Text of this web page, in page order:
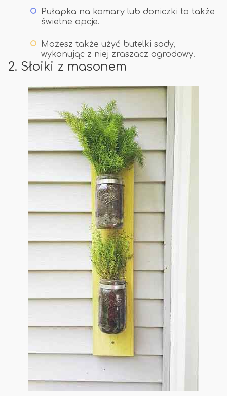
Pułapka na komary lub doniczki to także
świetne opcje.
Możesz także użyć butelki sody,
wykonując z niej zraszacz ogrodowy.
2. Słoiki z masonem